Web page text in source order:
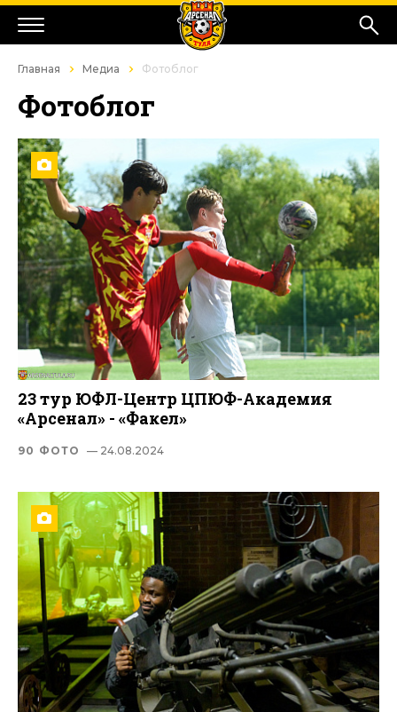
Главная Медиа Фотоблог
Фотоблог
23 тур ЮФЛ-Центр ЦПЮФ-Академия
«Арсенал» - «Факел»
90 ФОТО — 24.08.2024